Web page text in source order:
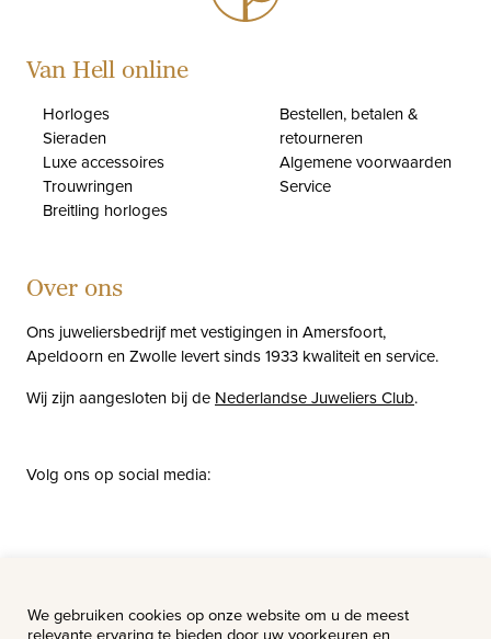
Van Hell online
Horloges
Sieraden
Luxe accessoires
Trouwringen
Breitling horloges
Bestellen, betalen &
retourneren
Algemene voorwaarden
Service
Over ons
Ons juweliersbedrijf met vestigingen in Amersfoort,
Apeldoorn en Zwolle levert sinds 1933 kwaliteit en service.
Wij zijn aangesloten bij de Nederlandse Juweliers Club.
Volg ons op social media:
Vacatures
We gebruiken cookies op onze website om u de meest
relevante ervaring te bieden door uw voorkeuren en